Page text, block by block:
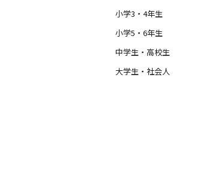
小学3・4年生
小学5・6年生
中学生・高校生
大学生・社会人